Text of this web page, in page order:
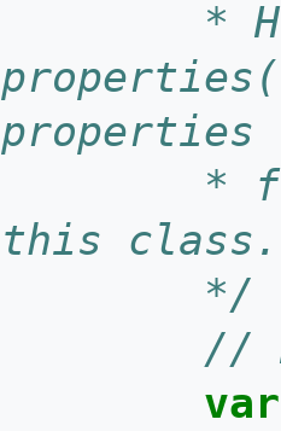
this class.
		*/
//
var